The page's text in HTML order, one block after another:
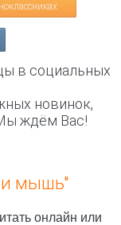
в социальных
новинок,
ждём Вас!
и мышь"
онлайн или